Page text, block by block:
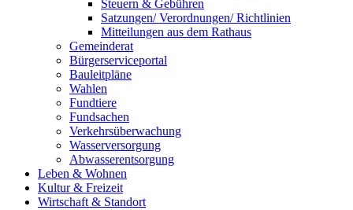
Steuern & Gebühren
Satzungen/ Verordnungen/ Richtlinien
Mitteilungen aus dem Rathaus
Gemeinderat
Bürgerserviceportal
Bauleitpläne
Wahlen
Fundtiere
Fundsachen
Verkehrsüberwachung
Wasserversorgung
Abwasserentsorgung
Leben & Wohnen
Kultur & Freizeit
Wirtschaft & Standort